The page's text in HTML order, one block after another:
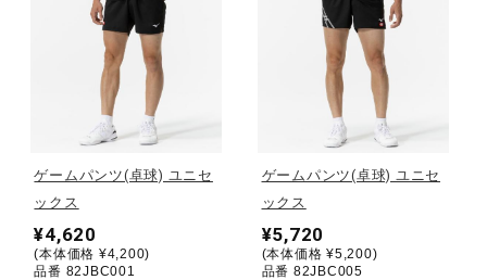
テニス／ソフトテニス
バドミントン
陸上競技
ゲームパンツ(卓球) ユニセ
ックス
¥4,620
(本体価格 ¥4,200)
品番 82JBC001
ゲームパンツ(卓球) ユニセ
ックス
¥5,720
(本体価格 ¥5,200)
品番 82JBC005